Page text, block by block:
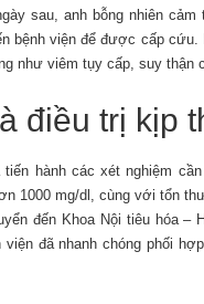
sau, anh bỗng nhiên
bệnh viện để được cấp cứu.
như viêm tụy cấp, suy thận
điều trị kịp
hành các xét nghiệm
1000 mg/dl, cùng với tổn
đến Khoa Nội tiêu hóa
đã nhanh chóng phối